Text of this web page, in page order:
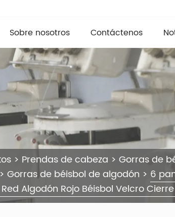
Sobre nosotros Contáctenos
> Prendas de cabeza > Gorras de
> Gorras de béisbol de algodón > 6
Algodón Rojo Béisbol Velcro